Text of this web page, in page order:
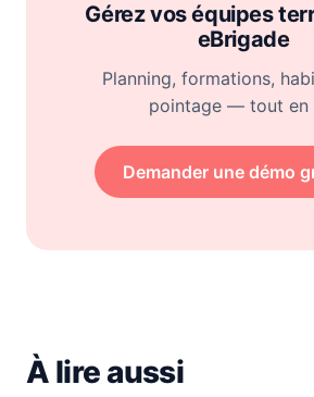
Gérez vos équipes
eBrigade
Planning, formations,
pointage — tout en
Demander une démo
À lire aussi